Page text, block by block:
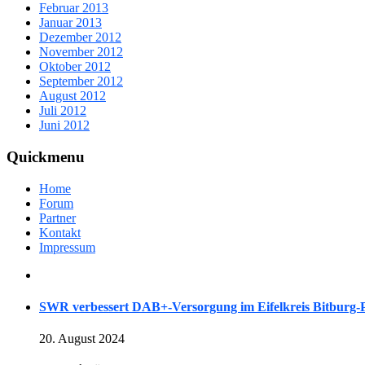
Februar 2013
Januar 2013
Dezember 2012
November 2012
Oktober 2012
September 2012
August 2012
Juli 2012
Juni 2012
Quickmenu
Home
Forum
Partner
Kontakt
Impressum
SWR verbessert DAB+-Versorgung im Eifelkreis Bitburg-
20. August 2024